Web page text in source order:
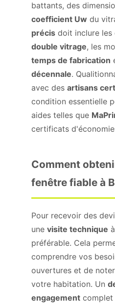
battants, des
coefficient Uw du
précis doit inclure les
double vitrage, les
temps de fabrication
décennale.
avec des artisans
condition essentielle
aides telles que
certificats
Comment
fenêtre fiable à
Pour recevoir des
une visite technique
préférable. Cela
comprendre vos
ouvertures et de
votre habitation. Un
engagement